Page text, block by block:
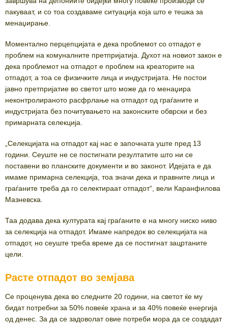
пакуваат, и со тоа создаваме ситуација која што е тешка за
менаџирање.
Моментално перцепцијата е дека проблемот со отпадот е
проблем на комуналните претпријатија. Духот на новиот закон е
дека проблемот на отпадот е проблем на креаторите на
отпадот, а тоа се физичките лица и индустријата. Не постои
јавно претпријатие во светот што може да го менаџира
неконтролираното расфрлање на отпадот од граѓаните и
индустријата без почитувањето на законските обврски и без
примарната селекција.
„Селекцијата на отпадот кај нас е започната уште пред 13
години. Сеуште не се постигнати резултатите што ни се
поставени во планските документи и во законот. Идејата е да
имаме примарна селекција, тоа значи дека и правните лица и
граѓаните треба да го селектираат отпадот“, вели Каранфилова
Мазневска.
Таа додава дека културата кај граѓаните е на многу ниско ниво
за селекција на отпадот. Имаме напредок во селекцијата на
отпадот, но сеуште треба време да се постигнат зацртаните
цели.
Расте отпадот во земјава
Се проценува дека во следните 20 години, на светот ќе му
бидат потребни за 50% повеќе храна и за 40% повеќе енергија
од денес. За да се задоволат овие потреби мора да се создадат